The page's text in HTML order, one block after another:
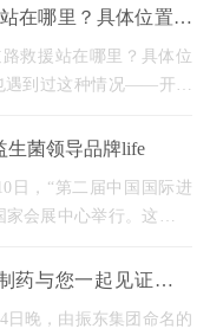
名音乐制作人Bug， 阿
在哪里？具体位置指
救援站在哪里？具体位
遇到过这种情况——开车
糊结果？别急，今天咱
生菌领导品牌life
日，“第二届中国国际进
家会展中心举行。这次，
亚领先的益生菌品牌生
药与您一起见证医药
日晚，由振东集团命名的